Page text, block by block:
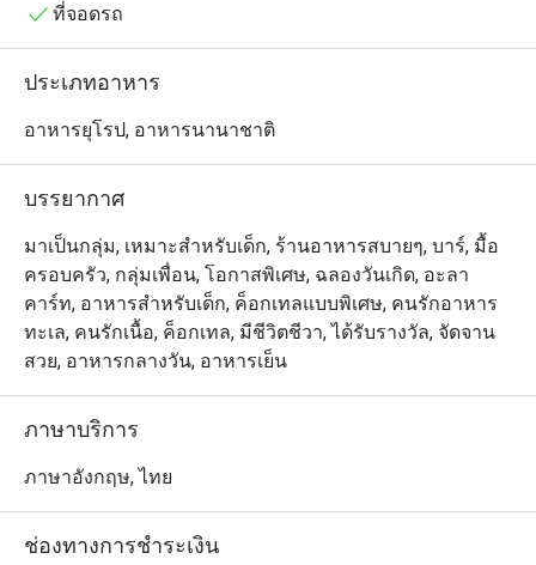
โปร่งสบายพร้อมพื้นทรายทั้งชั้น เมนูอาหารว่างและบาร์บีคิว
นี้จึงตอบสนองทุกความต้องการของผู้ที่มาเที่ยวชายหาดได้
ทำเอง โปเกโบลว์ และอาหารทะเล
ที่จอดรถ
ประเภทอาหาร
อาหารยุโรป, อาหารนานาชาติ
บรรยากาศ
มาเป็นกลุ่ม, เหมาะสำหรับเด็ก, ร้านอาหารสบายๆ, บาร์, มื้อ
ครอบครัว, กลุ่มเพื่อน, โอกาสพิเศษ, ฉลองวันเกิด, อะลา
คาร์ท, อาหารสำหรับเด็ก, ค็อกเทลแบบพิเศษ, คนรักอาหาร
ทะเล, คนรักเนื้อ, ค็อกเทล, มีชีวิตชีวา, ได้รับรางวัล, จัดจาน
สวย, อาหารกลางวัน, อาหารเย็น
ภาษาบริการ
ภาษาอังกฤษ, ไทย
ช่องทางการชำระเงิน